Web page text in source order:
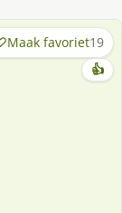
Maak favoriet19
👍